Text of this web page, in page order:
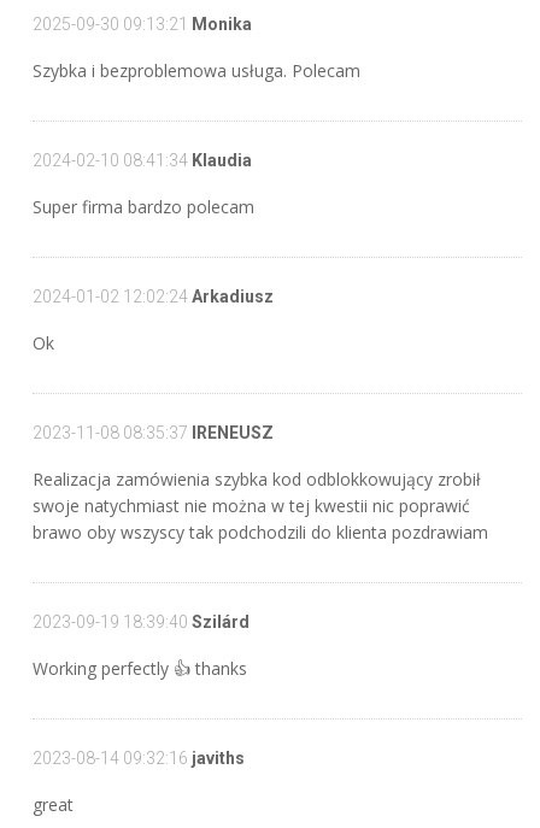
2025-09-30 09:13:21 Monika
Szybka i bezproblemowa usługa. Polecam
2024-02-10 08:41:34 Klaudia
Super firma bardzo polecam
2024-01-02 12:02:24Arkadiusz
Ok
2023-11-08 08:35:37 IRENEUSZ
Realizacja zamówienia szybka kod odblokkowujący zrobił
swoje natychmiast nie można w tej kwestii nic poprawić
brawo oby wszyscy tak podchodzili do klienta pozdrawiam
2023-09-19 18:39:40 Szilárd
Working perfectly 👍 thanks
2023-08-14 09:32:16 javiths
great